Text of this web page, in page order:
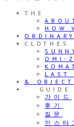
THE
HOW
ORDINARY
CLOTHES
OMI-
LAST
& OBJECT
⠀⠀GUIDE
가이드
후기
질문
인스타